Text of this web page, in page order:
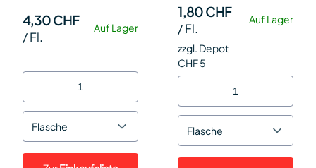
Auf Lager
4,30 CHF
/Fl.
Flasche
Auf Lager
1,80 CHF
/Fl.
zzgl. Depot
CHF 5
Flasche